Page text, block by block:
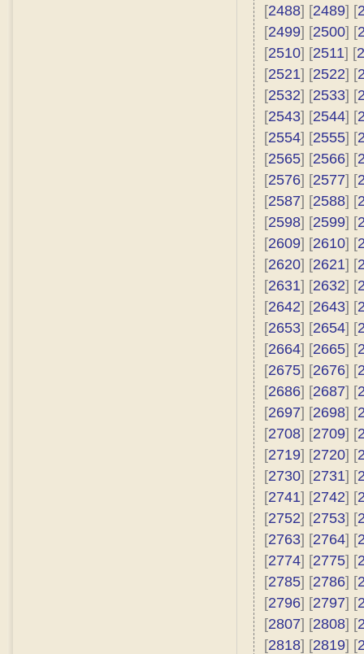
[2488] [2489] [
[2499] [2500] [
[2510] [2511] [
[2521] [2522] [
[2532] [2533] [
[2543] [2544] [
[2554] [2555] [
[2565] [2566] [
[2576] [2577] [
[2587] [2588] [
[2598] [2599] [
[2609] [2610] [
[2620] [2621] [
[2631] [2632] [
[2642] [2643] [
[2653] [2654] [
[2664] [2665] [
[2675] [2676] [
[2686] [2687] [
[2697] [2698] [
[2708] [2709] [
[2719] [2720] [
[2730] [2731] [
[2741] [2742] [
[2752] [2753] [
[2763] [2764] [
[2774] [2775] [
[2785] [2786] [
[2796] [2797] [
[2807] [2808] [
[2818] [2819] [